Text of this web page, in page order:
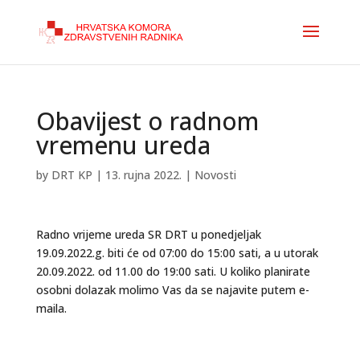
Obavijest o radnom
vremenu ureda
by DRT KP | 13. rujna 2022. | Novosti
Radno vrijeme ureda SR DRT u ponedjeljak
19.09.2022.g. biti će od 07:00 do 15:00 sati, a u utorak
20.09.2022. od 11.00 do 19:00 sati. U koliko planirate
osobni dolazak molimo Vas da se najavite putem e-
maila.